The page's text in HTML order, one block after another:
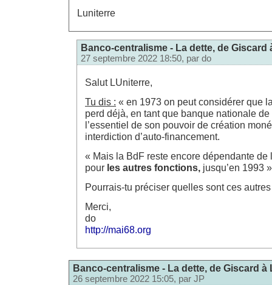
Luniterre
Banco-centralisme - La dette, de Giscard
27 septembre 2022 18:50, par do
Salut LUniterre,
Tu dis : « en 1973 on peut considérer que
perd déjà, en tant que banque nationale de
l’essentiel de son pouvoir de création
interdiction d’auto-financement.
« Mais la BdF reste encore dépendante de
pour les autres fonctions, jusqu’en 1993 »
Pourrais-tu préciser quelles sont ces
Merci,
do
http://mai68.org
Banco-centralisme - La dette, de Giscard à
26 septembre 2022 15:05, par JP